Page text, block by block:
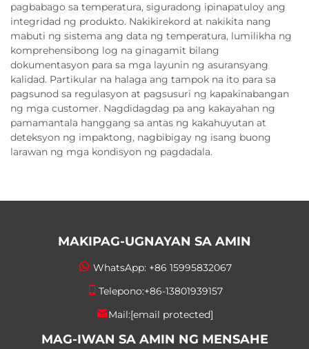
pagbabago sa temperatura, siguradong ipinapatuloy ang
integridad ng produkto. Nakikirekord at nakikita nang
mabuti ng sistema ang data ng temperatura, lumilikha ng
komprehensibong log na ginagamit bilang
dokumentasyon para sa mga layunin ng asuransyang
kalidad. Partikular na halaga ang tampok na ito para sa
pagsunod sa regulasyon at pagsusuri ng kapakinabangan
ng mga customer. Nagdidagdag pa ang kakayahan ng
pamamantala hanggang sa antas ng kakahuyutan at
deteksyon ng impaktong, nagbibigay ng isang buong
larawan ng mga kondisyon ng pagdadala.
MAKIPAG-UGNAYAN SA AMIN
WhatsApp: +86 15995832067
Telepono:+86-13801939157
Mail:[email protected]
MAG-IWAN SA AMIN NG MENSAHE